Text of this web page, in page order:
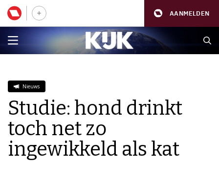
AANMELDEN
Nieuws
Studie: hond drinkt
toch net zo
ingewikkeld als kat